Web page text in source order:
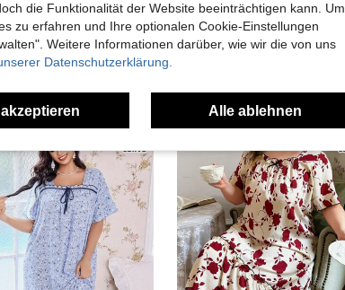
die Funktionalität der Website beeinträchtigen kann. Um
zu erfahren und Ihre optionalen Cookie-Einstellungen
Weitere Informationen darüber, wie wir die von uns
Datenschutzerklärung.
Alle ablehnen